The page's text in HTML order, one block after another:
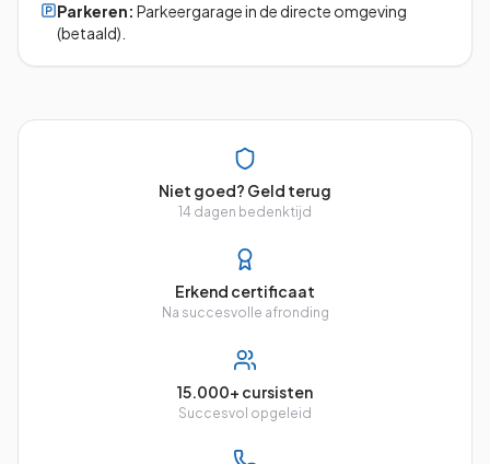
Parkeren: Parkeergarage in de directe omgeving
(betaald).
Niet goed? Geld terug
14 dagen bedenktijd
Erkend certificaat
Na succesvolle afronding
15.000+ cursisten
Succesvol opgeleid